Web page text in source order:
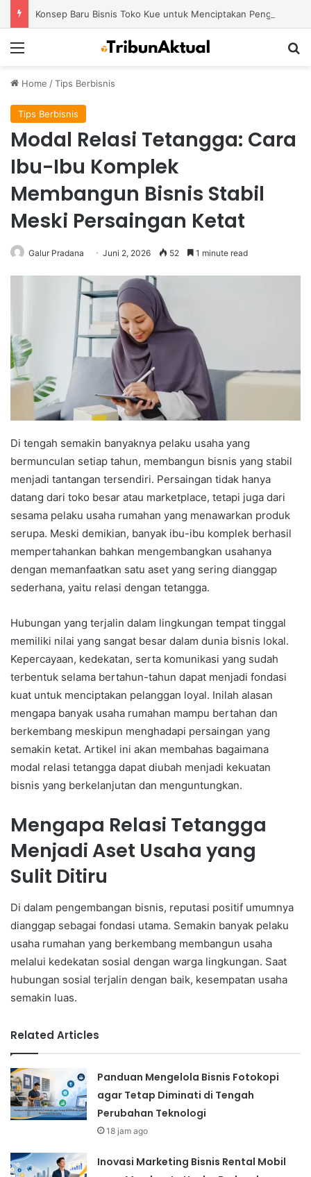
Home /Tips Berbisnis
Tips Berbisnis
Modal Relasi Tetangga: Cara
Ibu-Ibu Komplek
Membangun Bisnis Stabil
Meski Persaingan Ketat
Galur Pradana Juni 2, 2026 52 1 minute read
Di tengah semakin banyaknya pelaku usaha yang
bermunculan setiap tahun, membangun bisnis yang stabil
menjadi tantangan tersendiri. Persaingan tidak hanya
datang dari toko besar atau marketplace, tetapi juga dari
sesama pelaku usaha rumahan yang menawarkan produk
serupa. Meski demikian, banyak ibu-ibu komplek berhasil
mempertahankan bahkan mengembangkan usahanya
dengan memanfaatkan satu aset yang sering dianggap
sederhana, yaitu relasi dengan tetangga.
Hubungan yang terjalin dalam lingkungan tempat tinggal
memiliki nilai yang sangat besar dalam dunia bisnis lokal.
Kepercayaan, kedekatan, serta komunikasi yang sudah
terbentuk selama bertahun-tahun dapat menjadi fondasi
kuat untuk menciptakan pelanggan loyal. Inilah alasan
mengapa banyak usaha rumahan mampu bertahan dan
berkembang meskipun menghadapi persaingan yang
semakin ketat. Artikel ini akan membahas bagaimana
modal relasi tetangga dapat diubah menjadi kekuatan
bisnis yang berkelanjutan dan menguntungkan.
Mengapa Relasi Tetangga
Menjadi Aset Usaha yang
Sulit Ditiru
Di dalam pengembangan bisnis, reputasi positif umumnya
dianggap sebagai fondasi utama. Semakin banyak pelaku
usaha rumahan yang berkembang membangun usaha
melalui kedekatan sosial dengan warga lingkungan. Saat
hubungan sosial terjalin dengan baik, kesempatan usaha
semakin luas.
Related Articles
Panduan Mengelola Bisnis Fotokopi
agar Tetap Diminati di Tengah
Perubahan Teknologi
18 jam ago
Inovasi Marketing Bisnis Rental Mobil